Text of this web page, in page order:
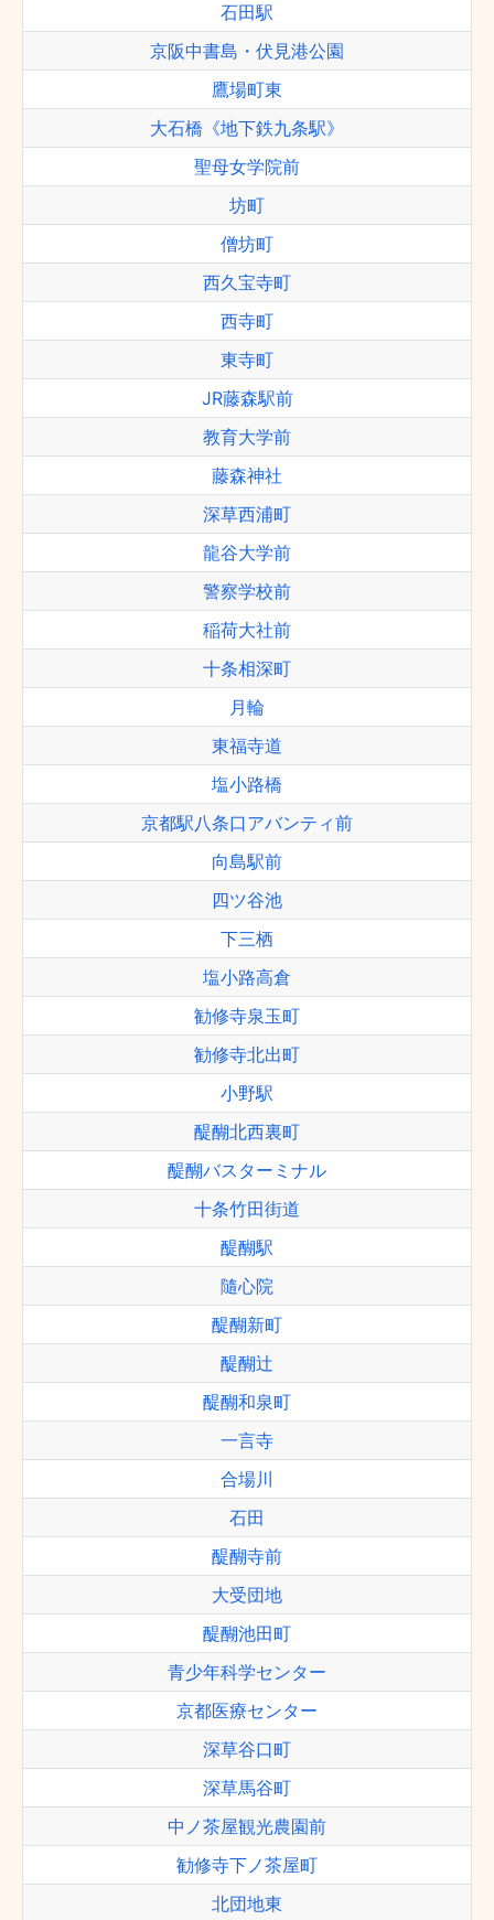
石田駅
京阪中書島・伏見港公園
鷹場町東
大石橋《地下鉄九条駅》
聖母女学院前
坊町
僧坊町
西久宝寺町
西寺町
東寺町
JR藤森駅前
教育大学前
藤森神社
深草西浦町
龍谷大学前
警察学校前
稲荷大社前
十条相深町
月輪
東福寺道
塩小路橋
京都駅八条口アバンティ前
向島駅前
四ツ谷池
下三栖
塩小路高倉
勧修寺泉玉町
勧修寺北出町
小野駅
醍醐北西裏町
醍醐バスターミナル
十条竹田街道
醍醐駅
隨心院
醍醐新町
醍醐辻
醍醐和泉町
一言寺
合場川
石田
醍醐寺前
大受団地
醍醐池田町
青少年科学センター
京都医療センター
深草谷口町
深草馬谷町
中ノ茶屋観光農園前
勧修寺下ノ茶屋町
北団地東